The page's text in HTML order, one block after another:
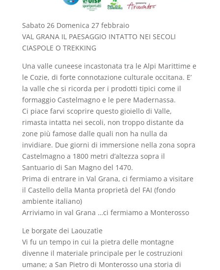
Sabato 26 Domenica 27 febbraio
VAL GRANA IL PAESAGGIO INTATTO NEI SECOLI
CIASPOLE O TREKKING
Una valle cuneese incastonata tra le Alpi Marittime e
le Cozie, di forte connotazione culturale occitana. E’
la valle che si ricorda per i prodotti tipici come il
formaggio Castelmagno e le pere Madernassa.
Ci piace farvi scoprire questo gioiello di Valle,
rimasta intatta nei secoli, non troppo distante da
zone più famose dalle quali non ha nulla da
invidiare. Due giorni di immersione nella zona sopra
Castelmagno a 1800 metri d’altezza sopra il
Santuario di San Magno del 1470.
Prima di entrare in Val Grana, ci fermiamo a visitare
il Castello della Manta proprietà del FAI (fondo
ambiente italiano)
Arriviamo in val Grana …ci fermiamo a Monterosso
Le borgate dei Laouzatìe
Vi fu un tempo in cui la pietra delle montagne
divenne il materiale principale per le costruzioni
umane; a San Pietro di Monterosso una storia di